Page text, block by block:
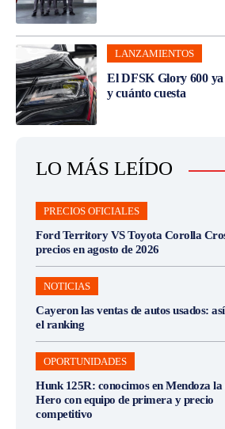
LANZAMIENTOS
El DFSK Glory 600 ya
y cuánto cuesta
LO MÁS LEÍDO
PRECIOS OFICIALES
Ford Territory VS Toyota Corolla
precios en agosto de 2026
NOTICIAS
Cayeron las ventas de autos usados:
el ranking
OPORTUNIDADES
Hunk 125R: conocimos en Mendoza la
Hero con equipo de primera y precio
competitivo